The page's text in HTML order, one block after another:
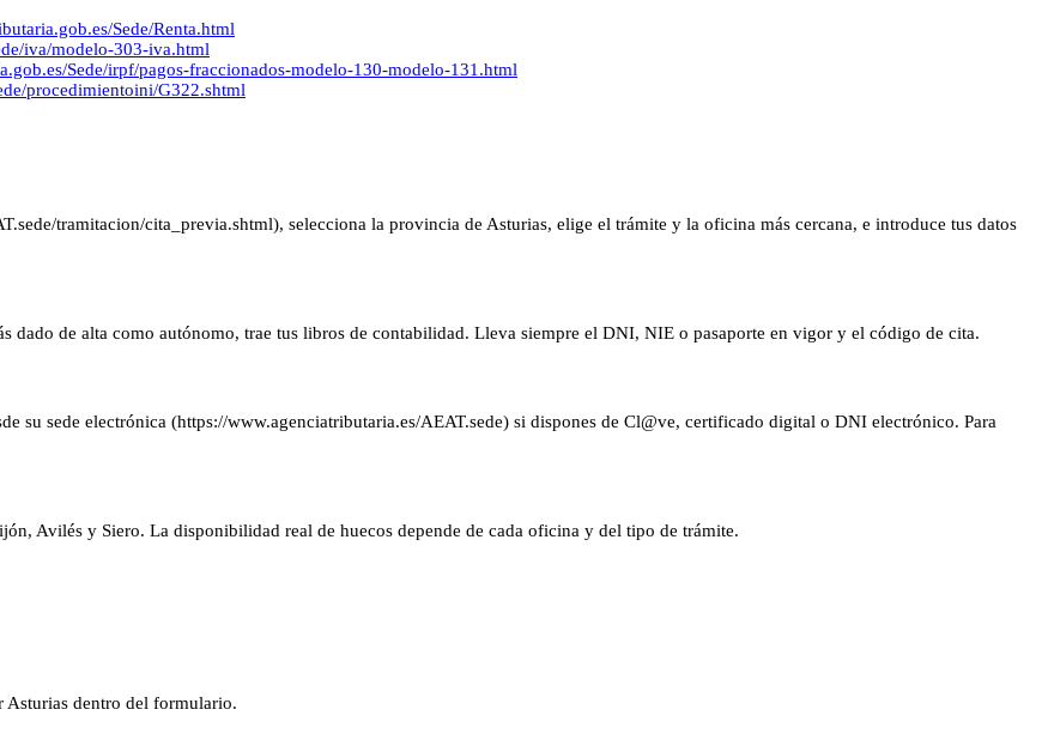
Sede/Renta.html
iva/modelo-303-iva.html
Sede/irpf/pagos-fraccionados-modelo-130-modelo-131.html
procedimientoini/G322.shtml
tramitacion/cita_previa.shtml), selecciona la provincia de Asturias, elige el trámite y la oficina más cercana, e introduce tus datos
dado de alta como autónomo, trae tus libros de contabilidad. Lleva siempre el DNI, NIE o pasaporte en vigor y el código de cita.
su sede electrónica (https://www.agenciatributaria.es/AEAT.sede) si dispones de Cl@ve, certificado digital o DNI electrónico. Para
Avilés y Siero. La disponibilidad real de huecos depende de cada oficina y del tipo de trámite.
Asturias dentro del formulario.